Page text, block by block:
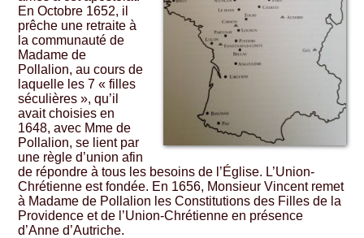
En Octobre 1652, il
prêche une retraite à
la communauté de
Madame de
Pollalion, au cours de
laquelle les 7 « filles
séculières », qu’il
avait choisies en
1648, avec Mme de
Pollalion, se lient par
une règle d’union afin
de répondre à tous les besoins de l’Église. L’Union-
Chrétienne est fondée. En 1656, Monsieur Vincent remet
à Madame de Pollalion les Constitutions des Filles de la
Providence et de l’Union-Chrétienne en présence
d’Anne d’Autriche.